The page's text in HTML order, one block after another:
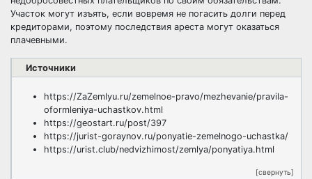
Участок могут изъять, если вовремя не погасить долги перед
кредиторами, поэтому последствия ареста могут оказаться
плачевными.
Источники
https://ZaZemlyu.ru/zemelnoe-pravo/mezhevanie/pravila-
oformleniya-uchastkov.html
https://geostart.ru/post/397
https://jurist-goraynov.ru/ponyatie-zemelnogo-uchastka/
https://urist.club/nedvizhimost/zemlya/ponyatiya.html
[свернуть]